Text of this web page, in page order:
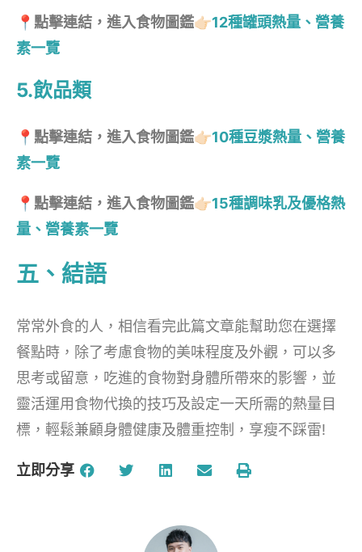
📍點擊連結，進入食物圖鑑👉🏻12種罐頭熱量、營養
素一覽
5.飲品類
📍點擊連結，進入食物圖鑑👉🏻10種豆漿熱量、營養
素一覽
📍點擊連結，進入食物圖鑑👉🏻15種調味乳及優格熱
量、營養素一覽
五、結語
常常外食的人，相信看完此篇文章能幫助您在選擇
餐點時，除了考慮食物的美味程度及外觀，可以多
思考或留意，吃進的食物對身體所帶來的影響，並
靈活運用食物代換的技巧及設定一天所需的熱量目
標，輕鬆兼顧身體健康及體重控制，享瘦不踩雷!
立即分享